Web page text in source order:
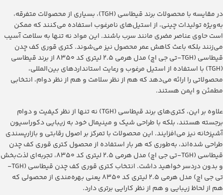
در مقایسه با محصولات برند قیطاسی (TGH)، بسیاری از محصولات متفرقه،
به‌ویژه تولیدات چینی، از استیل‌های نامرغوب استفاده می‌کنند که ممکن
است حاوی عناصر مضری مانند سرب باشند. این مواد نه تنها به سلامت آسیب
می‌زنند بلکه باعث کاهش عمر محصول نیز می‌شوند. کتری قوری کف چدن
قیطاسی (TGH-تی جی اچ) مدل هرمی ۵.‏۲ لیتری کد ۸۳۵۰ از برند قیطاسی
(TGH) با استفاده از استیل مرغوب و رعایت استانداردهای بین‌المللی،
محصولاتی را ارائه می‌دهد که هم از نظر سلامت و هم از نظر دوام، انتخابی
مطمئن و ایمن هستند.
علاوه بر این، کتری‌های برند قیطاسی (TGH) نه تنها از نظر کیفیت و دوام
برجسته هستند، بلکه با طراحی شیک و مینیمال خود به زیبایی دکوراسیون
آشپزخانه نیز می‌افزایند. این محصولات با تمرکز بر اصول رقابتی و بازارپسندی
طراحی شده‌اند، به‌طوری که هر بار استفاده از محصول کتری قوری کف چدن
قیطاسی (TGH-تی جی اچ) مدل هرمی ۵.‏۲ لیتری کد ۸۳۵۰، تجربه‌ای لذت‌بخش
و بدون دردسر خواهید داشت. انتخاب کتری قوری کف چدن قیطاسی (TGH-
تی جی اچ) مدل هرمی ۵.‏۲ لیتری کد ۸۳۵۰ یعنی بهره‌مندی از محصولی که
هم از لحاظ زیبایی و هم از نظر کارایی برتری دارد.